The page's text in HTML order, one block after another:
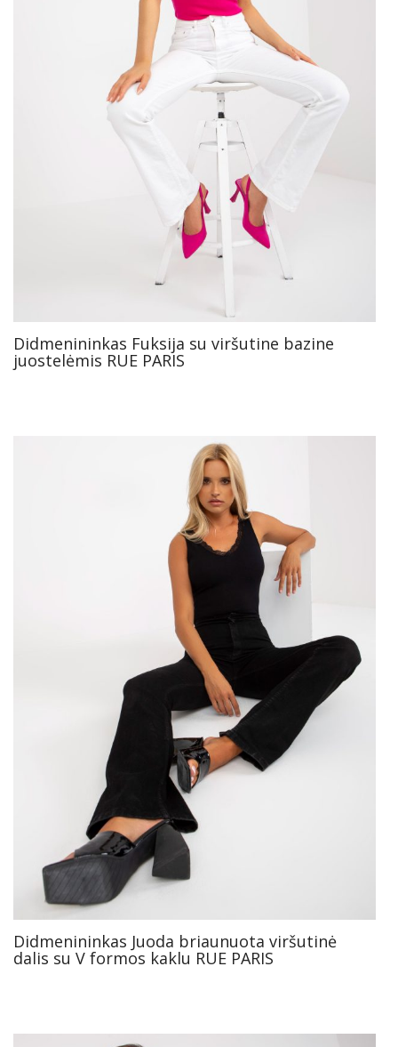
Didmenininkas Fuksija su viršutine bazine
juostelėmis RUE PARIS
Didmenininkas Juoda briaunuota viršutinė
dalis su V formos kaklu RUE PARIS